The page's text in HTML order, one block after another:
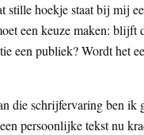
stille hoekje staat bij mij
een keuze maken: blijft
een publiek? Wordt het
die schrijfervaring ben ik
persoonlijke tekst nu